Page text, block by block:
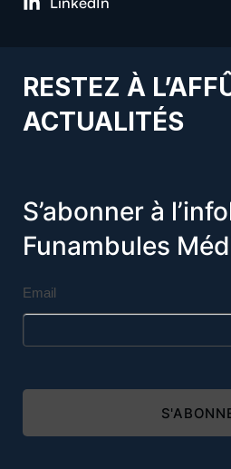
RESTEZ À
ACTUALITÉS
S’abonner à
Funambules
Email